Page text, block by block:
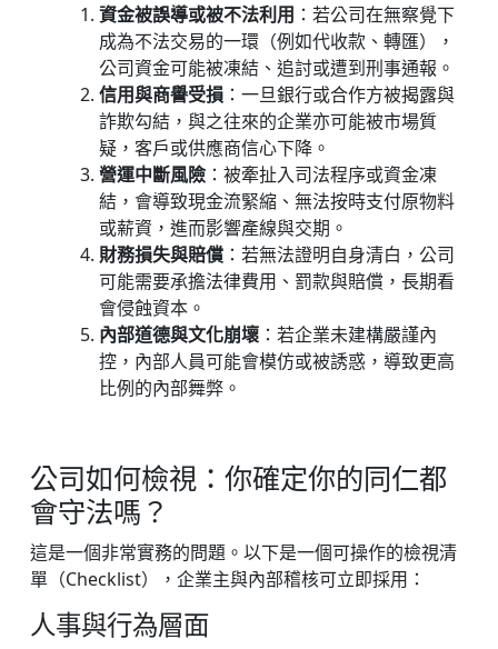
資金被誤導或被不法利用 ：若公司在無察覺下
成為不法交易的一環（例如代收款、轉匯），
公司資金可能被凍結、追討或遭到刑事通報。
信用與商譽受損 ：一旦銀行或合作方被揭露與
詐欺勾結，與之往來的企業亦可能被市場質
疑，客戶或供應商信心下降。
營運中斷風險 ：被牽扯入司法程序或資金凍
結，會導致現金流緊縮、無法按時支付原物料
或薪資，進而影響產線與交期。
財務損失與賠償 ：若無法證明自身清白，公司
可能需要承擔法律費用、罰款與賠償，長期看
會侵蝕資本。
內部道德與文化崩壞 ：若企業未建構嚴謹內
控，內部人員可能會模仿或被誘惑，導致更高
比例的內部舞弊。
公司如何檢視：你確定你的同仁都
會守法嗎？
這是一個非常實務的問題。以下是一個可操作的檢視清
單（Checklist），企業主與內部稽核可立即採用：
人事與行為層面